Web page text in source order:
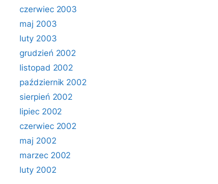
czerwiec 2003
maj 2003
luty 2003
grudzień 2002
listopad 2002
październik 2002
sierpień 2002
lipiec 2002
czerwiec 2002
maj 2002
marzec 2002
luty 2002